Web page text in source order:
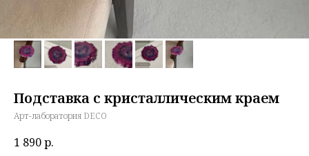
Подставка с кристаллическим краем
Арт-лаборатория DECO
1 890р.